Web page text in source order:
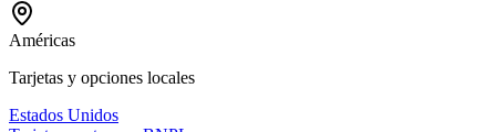
Américas
Tarjetas y opciones locales
Estados Unidos